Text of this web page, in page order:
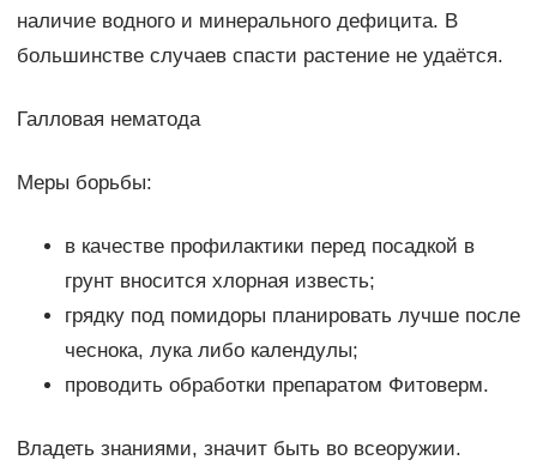
наличие водного и минерального дефицита. В
большинстве случаев спасти растение не удаётся.
Галловая нематода
Меры борьбы:
в качестве профилактики перед посадкой в
грунт вносится хлорная известь;
грядку под помидоры планировать лучше после
чеснока, лука либо календулы;
проводить обработки препаратом Фитоверм.
Владеть знаниями, значит быть во всеоружии.